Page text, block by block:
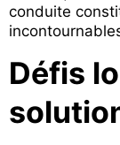
conduite
Défis